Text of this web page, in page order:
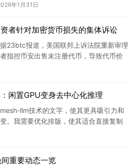
年1月31日
者针对加密货币损失的集体诉讼
23btc报道，美国联邦上诉法院重新审理
指控币安出售未注册代币，导致代币价
们警示代币的“重大风…
闲置GPU变身去中心化推理
llm技术的文字，使其更具吸引力和
。我需要优化排版，使其适合直接复制
强调只输出文章，不要解释…
重要动态一览